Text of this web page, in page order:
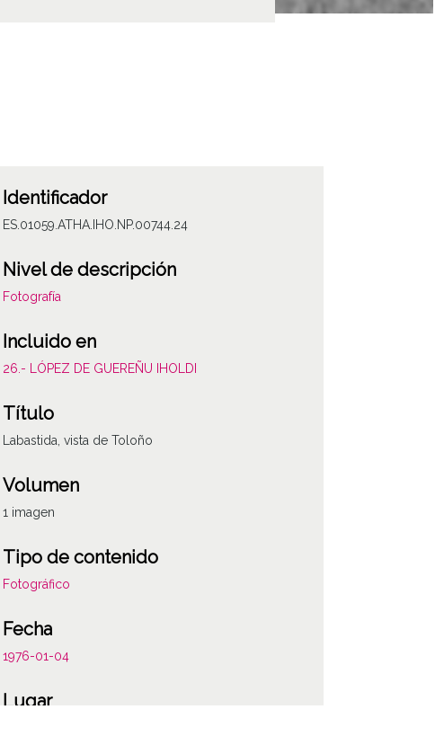
Identificador
ES.01059.ATHA.IHO.NP.00744.24
Nivel de descripción
Fotografía
Incluido en
26.- LÓPEZ DE GUEREÑU IHOLDI
Título
Labastida, vista de Toloño
Volumen
1 imagen
Tipo de contenido
Fotográfico
Fecha
1976-01-04
Lugar